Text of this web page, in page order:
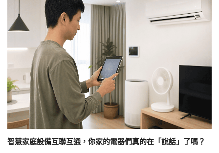
智慧家庭設備互聯互通，你家的電器們真的在「說話」了嗎？